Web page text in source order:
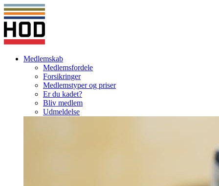
Medlemskab
Medlemsfordele
Forsikringer
Medlemstyper og priser
Er du kadet?
Bliv medlem
Udmeldelse